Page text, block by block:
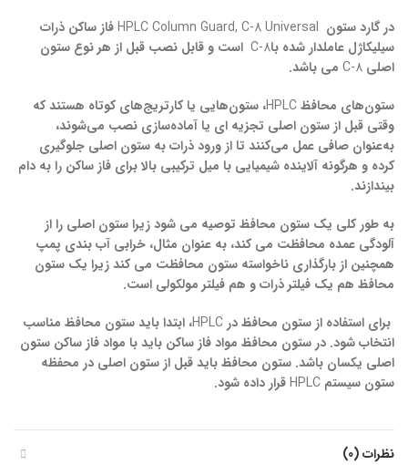
در گارد ستون HPLC Column Guard, C-8 Universalفاز ساکن ذرات
سیلیکاژل عاملدار شده باC-8 است و قابل نصب قبل از هر نوع ستون
اصلی C-8 می باشد.
ستون‌های محافظHPLC، ستون‌هایی یا کارتریج‌های کوتاه هستند که
وقتی قبل از ستون اصلی تجزیه ای یا آماده‌سازی نصب می‌شوند،
به‌عنوان صافی عمل می‌کنند تا از ورود ذرات به ستون اصلی جلوگیری
کرده و هرگونه آلاینده شیمیایی با میل ترکیبی بالا برای فاز ساکن را به دام
بیندازند.
به طور کلی یک ستون محافظ توصیه می شود زیرا ستون اصلی را از
آلودگی عمده محافظت می کند، به عنوان مثال، خرابی آب بندی پمپ
همچنین از بارگذاری ناخواسته ستون محافظت می کند زیرا یک ستون
محافظ هم یک فیلتر ذرات و هم فیلتر مولکولی است.
برای استفاده از ستون محافظ در HPLC، ابتدا باید ستون محافظ مناسب
انتخاب شود. در ستون محافظ مواد فاز ساکن باید با مواد فاز ساکن ستون
اصلی یکسان باشد. ستون محافظ باید قبل از ستون اصلی در محفظه
ستون سیستم HPLCقرار داده شود.
نظرات (0)